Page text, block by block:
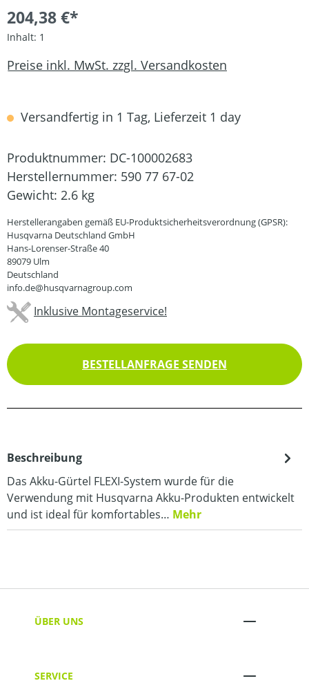
204,38 €*
Inhalt: 1
Preise inkl. MwSt. zzgl. Versandkosten
Versandfertig in 1 Tag, Lieferzeit 1 day
Produktnummer: DC-100002683
Herstellernummer: 590 77 67-02
Gewicht: 2.6 kg
Herstellerangaben gemäß EU-Produktsicherheitsverordnung (GPSR):
Husqvarna Deutschland GmbH
Hans-Lorenser-Straße 40
89079 Ulm
Deutschland
info.de@husqvarnagroup.com
Inklusive Montageservice!
BESTELLANFRAGE SENDEN
Beschreibung
Das Akku-Gürtel FLEXI-System wurde für die
Verwendung mit Husqvarna Akku-Produkten entwickelt
und ist ideal für komfortables… Mehr
ÜBER UNS
SERVICE